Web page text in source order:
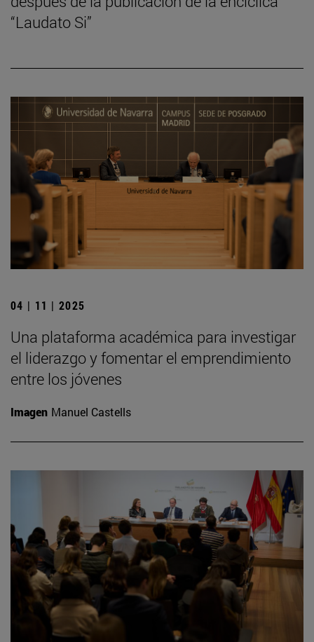
“Laudato Si”
04 | 11 | 2025
Una plataforma académica para investigar
el liderazgo y fomentar el emprendimiento
entre los jóvenes
Imagen Manuel Castells